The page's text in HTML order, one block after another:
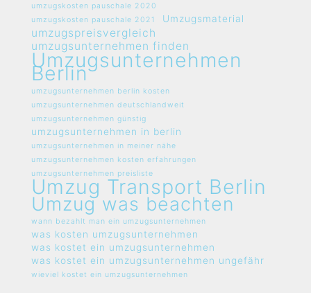
umzugskosten pauschale 2020
umzugskosten pauschale 2021
Umzugsmaterial
umzugspreisvergleich
umzugsunternehmen finden
Umzugsunternehmen
Berlin
umzugsunternehmen berlin kosten
umzugsunternehmen deutschlandweit
umzugsunternehmen günstig
umzugsunternehmen in berlin
umzugsunternehmen in meiner nähe
umzugsunternehmen kosten erfahrungen
umzugsunternehmen preisliste
Umzug Transport Berlin
Umzug was beachten
wann bezahlt man ein umzugsunternehmen
was kosten umzugsunternehmen
was kostet ein umzugsunternehmen
was kostet ein umzugsunternehmen ungefähr
wieviel kostet ein umzugsunternehmen